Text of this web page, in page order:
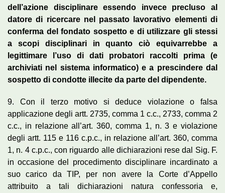
dell’azione disciplinare essendo invece precluso al
datore di ricercare nel passato lavorativo elementi di
conferma del fondato sospetto e di utilizzare gli stessi
a scopi disciplinari in quanto ciò equivarrebbe a
legittimare l’uso di dati probatori raccolti prima (e
archiviati nel sistema informatico) e a prescindere dal
sospetto di condotte illecite da parte del dipendente.
9. Con il terzo motivo si deduce violazione o falsa
applicazione degli artt. 2735, comma 1 c.c., 2733, comma 2
c.c., in relazione all’art. 360, comma 1, n. 3 e violazione
degli artt. 115 e 116 c.p.c., in relazione all’art. 360, comma
1, n. 4 c.p.c., con riguardo alle dichiarazioni rese dal Sig. F.
in occasione del procedimento disciplinare incardinato a
suo carico da TIP, per non avere la Corte d’Appello
attribuito a tali dichiarazioni natura confessoria e,